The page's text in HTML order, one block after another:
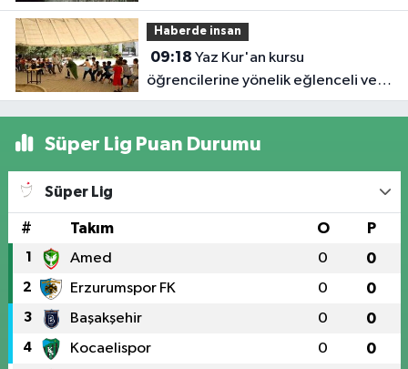
Haberde insan
09:18
öğrencilerine yönelik eğlenceli ve
eğitici etkinlik
Süper Lig Puan Durumu
Süper Lig
# Takım O P
1 Amed 0 0
2 Erzurumspor FK 0 0
3 Başakşehir 0 0
4 Kocaelispor 0 0